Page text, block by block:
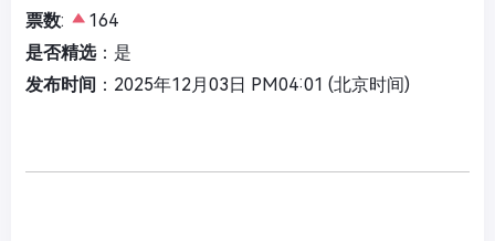
票数:
164
是否精选：是
发布时间 ：2025年12月03日 PM04:01 (北京时间)